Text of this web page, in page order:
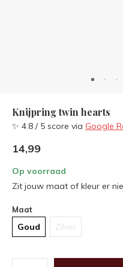
Knijpring twin hearts
✨ 4.8 / 5 score via Google
14,99
Op voorraad
Zit jouw maat of kleur er
Maat
Goud Zilver